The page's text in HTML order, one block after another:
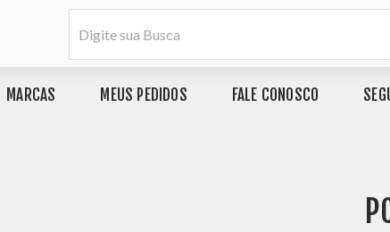
MARCAS MEUS PEDIDOS FALE CONOSCO